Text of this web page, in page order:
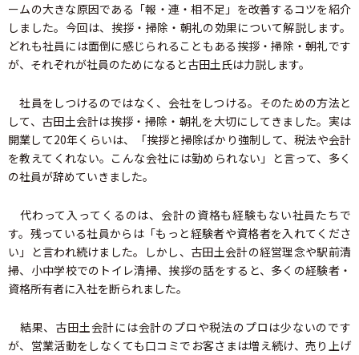
ームの大きな原因である「報・連・相不足」を改善するコツを紹介
しました。今回は、挨拶・掃除・朝礼の効果について解説します。
どれも社員には面倒に感じられることもある挨拶・掃除・朝礼です
が、それぞれが社員のためになると古田土氏は力説します。
社員をしつけるのではなく、会社をしつける。そのための方法と
して、古田土会計は挨拶・掃除・朝礼を大切にしてきました。実は
開業して20年くらいは、「挨拶と掃除ばかり強制して、税法や会計
を教えてくれない。こんな会社には勤められない」と言って、多く
の社員が辞めていきました。
代わって入ってくるのは、会計の資格も経験もない社員たちで
す。残っている社員からは「もっと経験者や資格者を入れてくださ
い」と言われ続けました。しかし、古田土会計の経営理念や駅前清
掃、小中学校でのトイレ清掃、挨拶の話をすると、多くの経験者・
資格所有者に入社を断られました。
結果、古田土会計には会計のプロや税法のプロは少ないのです
が、営業活動をしなくても口コミでお客さまは増え続け、売り上げ